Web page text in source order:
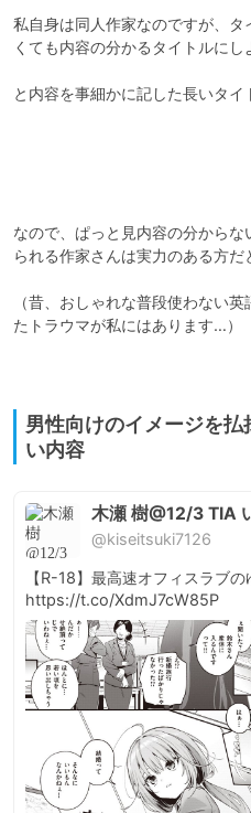
私自身は同人作家なのですが、
くても内容の分かるタイトルにし
と内容を事細かに記した長いタイ
なので、ぱっと見内容の分から
られる作家さんは実力のある方だ
（昔、おしゃれな普段使わない
たトラウマが私にはあります…）
男性向けのイメージを
い内容
木瀬 樹@12/3 TIA
@kiseitsuki7126
【R-18】最高速オフィスラブ
https://t.co/XdmJ7cW85P